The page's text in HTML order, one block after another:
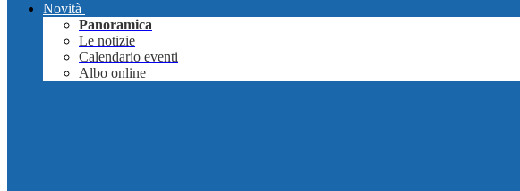
Novità
Panoramica
Le notizie
Calendario eventi
Albo online